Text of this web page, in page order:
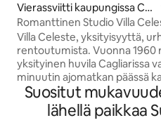
Vierassviitti kaupungissa Ca
gliari
Romanttinen Studio Villa
Sardinia
Villa Celeste, yksityisyyttä,
rentoutumista. Vuonna 1960
yksityinen huvila Cagliarissa
minuutin ajomatkan päässä
keskustasta. Se on hyvin
meren rannalla, ja siitä on
Cala Bernatin rannalle
Suositut
lähellä paikkaa